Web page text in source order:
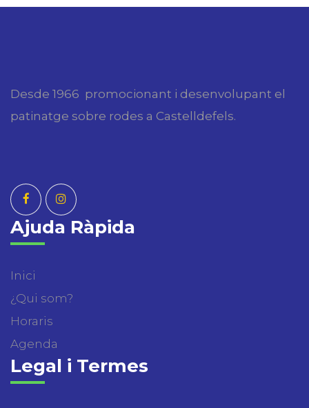
Desde 1966 promocionant i desenvolupant el
patinatge sobre rodes a Castelldefels.
Ajuda Ràpida
Inici
¿Qui som?
Horaris
Agenda
Legal i Termes